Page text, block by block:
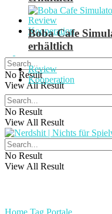
Review
Kooperation
No Result
View All Result
Boba Cafe
erhältlich
Review
Kooperation
No Result
View All Result
No Result
View All Result
Home Tag Portale